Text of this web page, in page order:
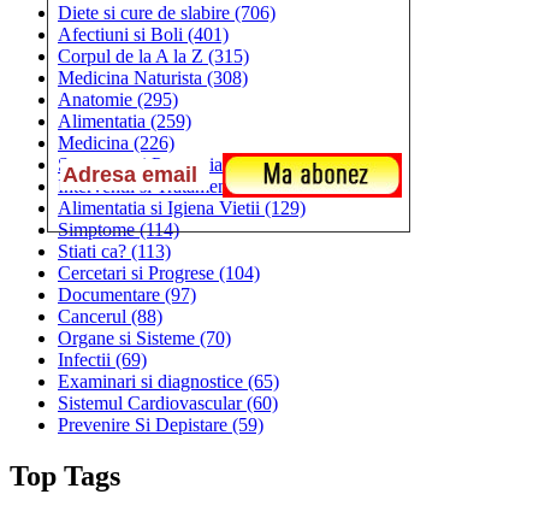
Diete si cure de slabire (706)
Afectiuni si Boli (401)
Corpul de la A la Z (315)
Medicina Naturista (308)
Anatomie (295)
Alimentatia (259)
Medicina (226)
Sanatatea si Preventia(170)
Interventii si Tratamente(167)
Alimentatia si Igiena Vietii (129)
Simptome(114)
Stiati ca? (113)
Cercetari si Progrese (104)
Documentare (97)
Cancerul (88)
Organe si Sisteme (70)
Infectii (69)
Examinari si diagnostice (65)
Sistemul Cardiovascular(60)
Prevenire Si Depistare (59)
Top Tags